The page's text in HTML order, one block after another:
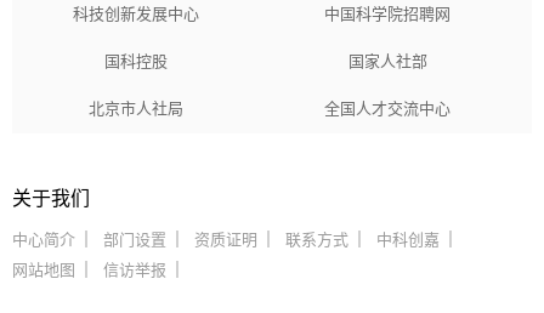
科技创新发展中心 中国科学院招聘网
国科控股 国家人社部
北京市人社局 全国人才交流中心
关于我们
中心简介 部门设置 资质证明 联系方式
中科创嘉
网站地图
信访举报